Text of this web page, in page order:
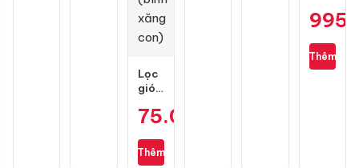
Lọc
gió
cho
S110,
RSX
75.000
Thêm
mini
M3325
không
Thêm